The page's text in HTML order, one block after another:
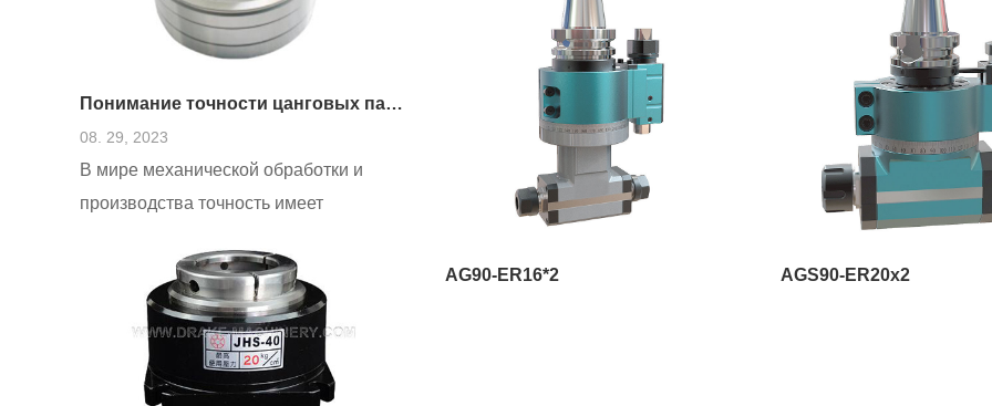
AG90-ER16*2 AGS90-ER20x2
Понимание точности цанговых патронов
08. 29, 2023
В мире механической обработки и
производства точность имеет
систем крепления инструмента играет
решающую роль в получении
высококачественной конечной
продукции.